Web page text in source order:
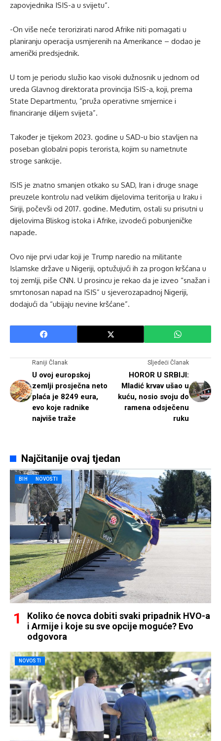
zapovjednika ISIS-a u svijetu”.
-On više neće terorizirati narod Afrike niti pomagati u
planiranju operacija usmjerenih na Amerikance – dodao je
američki predsjednik.
U tom je periodu služio kao visoki dužnosnik u jednom od
ureda Glavnog direktorata provincija ISIS-a, koji, prema
State Departmentu, “pruža operativne smjernice i
financiranje diljem svijeta”.
Također je tijekom 2023. godine u SAD-u bio stavljen na
poseban globalni popis terorista, kojim su nametnute
stroge sankcije.
ISIS je znatno smanjen otkako su SAD, Iran i druge snage
preuzele kontrolu nad velikim dijelovima teritorija u Iraku i
Siriji, počevši od 2017. godine. Međutim, ostali su prisutni u
dijelovima Bliskog istoka i Afrike, izvodeći pobunjeničke
napade.
Ovo nije prvi udar koji je Trump naredio na militante
Islamske države u Nigeriji, optužujući ih za progon kršćana u
toj zemlji, piše CNN. U prosincu je rekao da je izveo “snažan i
smrtonosan napad na ISIS” u sjeverozapadnoj Nigeriji,
dodajući da “ubijaju nevine kršćane”.
Raniji Članak
U ovoj europskoj
zemlji prosječna neto
plaća je 8249 eura,
evo koje radnike
najviše traže
Sljedeći Članak
HOROR U SRBIJI:
Mladić krvav ušao u
kuću, nosio svoju do
ramena odsječenu
ruku
Najčitanije ovaj tjedan
BIH NOVOSTI
Koliko će novca dobiti svaki pripadnik HVO-a
i Armije i koje su sve opcije moguće? Evo
odgovora
NOVOSTI